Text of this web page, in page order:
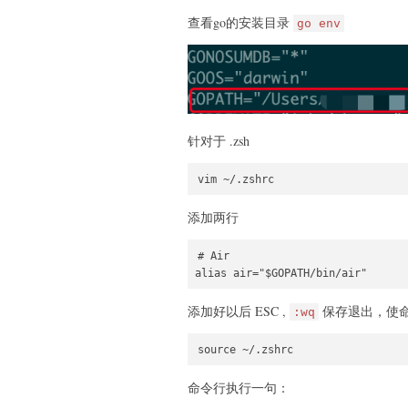
查看go的安装目录 go env
针对于 .zsh
添加两行
# Air
添加好以后 ESC , :wq 保存退出，使
命令行执行一句：